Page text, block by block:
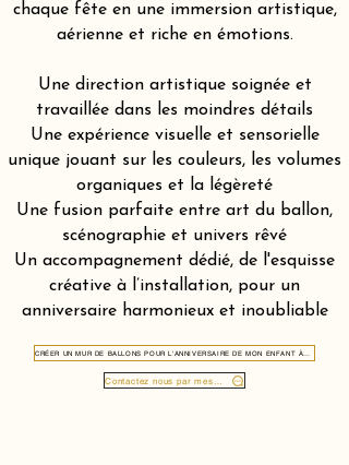
chaque fête en une immersion artistique,
aérienne et riche en émotions.
Une direction artistique soignée et
travaillée dans les moindres détails
Une expérience visuelle et sensorielle
unique jouant sur les couleurs, les volumes
organiques et la légèreté
Une fusion parfaite entre art du ballon,
scénographie et univers rêvé
Un accompagnement dédié, de l'esquisse
créative à l’installation, pour un
anniversaire harmonieux et inoubliable